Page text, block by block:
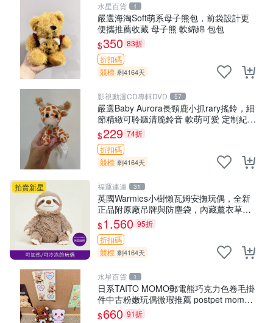
水星百貨 1
嚴選海淘Soft萌系母子熊包，前袋設計更
便攜推薦收藏 母子熊 軟綿綿 包包
$350 83折
折扣碼
競標 剩4164天
影視動漫CD專輯DVD 57
嚴選Baby Aurora長頸鹿小抓rary搖鈴，細
節精緻可聆聽清脆鈴音 軟萌可愛 定制紀念
金屬搖鈴 新手媽咪推薦 長頸鹿 抓rary 搖
鈴
$229 74折
折扣碼
競標 剩4164天
拍賣新星 福運連連 31
英國Warmies小樹懶瓦姆安撫玩偶，全新
正品附原廠吊牌與防塵袋，內藏薰衣草可
加熱，適合各個年齡層，冷暖兩用享受抱
抱樂趣，不容錯過嚴選好物 溫暖 冷感
$1,560 95折
折扣碼
競標 剩4164天
水星百貨 1
日系TAITO MOMO郵電熊巧克力色卷毛掛
件中古粉嫩玩偶微瑕推薦 postpet momo
郵電熊 中古玩偶
$660 91折